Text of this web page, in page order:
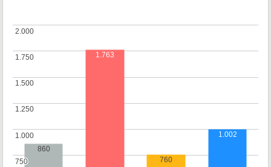
750
750
1.000
1.000
1.250
1.250
1.500
1.500
1.750
1.750
2.000
2.000
860
1.763
760
1.002